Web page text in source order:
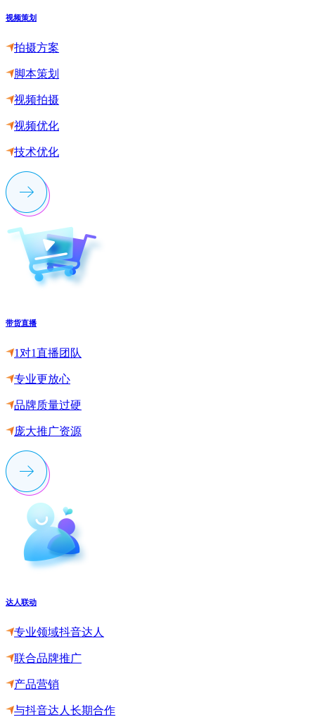
视频策划
拍摄方案
脚本策划
视频拍摄
视频优化
技术优化
带货直播
1对1直播团队
专业更放心
品牌质量过硬
庞大推广资源
达人联动
专业领域抖音达人
联合品牌推广
产品营销
与抖音达人长期合作